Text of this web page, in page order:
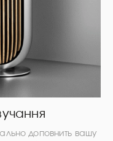
доповнить вашу